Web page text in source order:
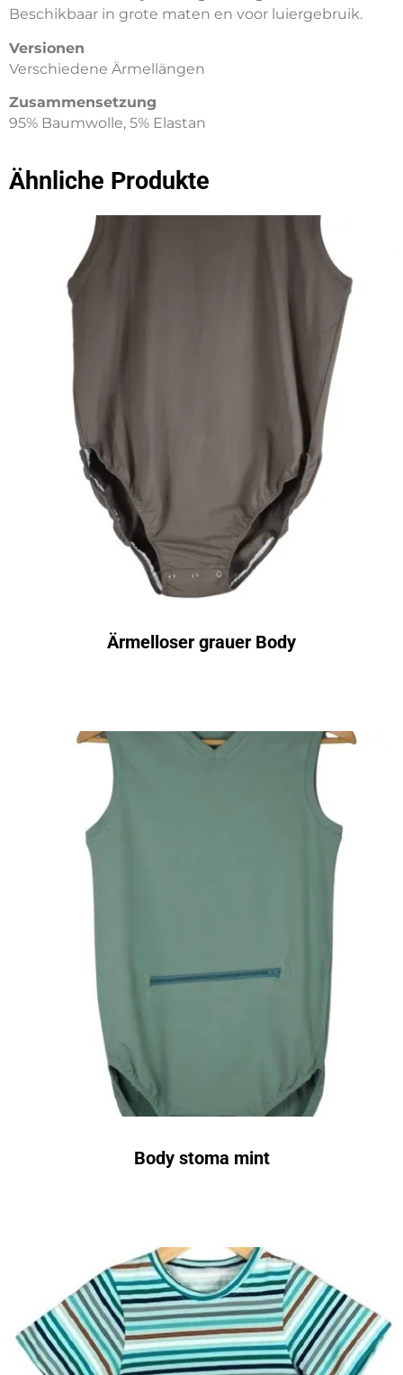
Beschikbaar in grote maten en voor luiergebruik.
Versionen
Verschiedene Ärmellängen
Zusammensetzung
95% Baumwolle, 5% Elastan
Ähnliche Produkte
Ärmelloser grauer Body
Body stoma mint